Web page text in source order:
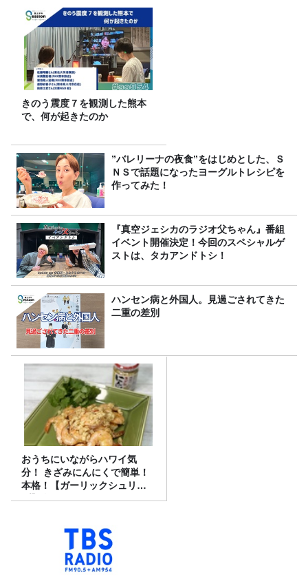
きのう震度７を観測した熊本
で、何が起きたのか
”バレリーナの夜食”をはじめとした、Ｓ
ＮＳで話題になったヨーグルトレシピを
作ってみた！
『真空ジェシカのラジオ父ちゃん』番組
イベント開催決定！今回のスペシャルゲ
ストは、タカアンドトシ！
ハンセン病と外国人。見過ごされてきた
二重の差別
おうちにいながらハワイ気
分！ きざみにんにくで簡単！
本格！【ガーリックシュリン
プ】 桃屋のかんたんレシピ